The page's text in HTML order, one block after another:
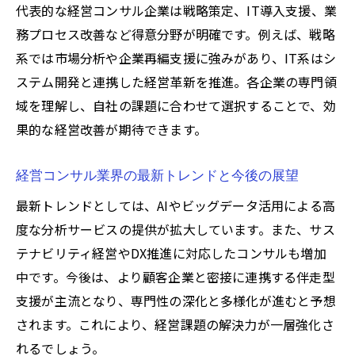
ランキング上位経営コンサル企業の傾向分
析
経営コンサル大手と新興企業の動向を比較
日本における経営コンサル業界ランキング
事情
経営コンサルの強みを見極めた企業選定法
自社に合う経営コンサルの特徴と選び方
目的別に最適な経営コンサルを選ぶポイン
ト
経営コンサル比較で注目すべき強みの違い
経営課題別に活用したいコンサルティング
会社
代表的な経営コンサル企業は戦略策定、IT導入支援、業
務プロセス改善など得意分野が明確です。例えば、戦略
系では市場分析や企業再編支援に強みがあり、IT系はシ
ステム開発と連携した経営革新を推進。各企業の専門領
域を理解し、自社の課題に合わせて選択することで、効
果的な経営改善が期待できます。
経営コンサル業界の最新トレンドと今後の展望
最新トレンドとしては、AIやビッグデータ活用による高
度な分析サービスの提供が拡大しています。また、サス
テナビリティ経営やDX推進に対応したコンサルも増加
中です。今後は、より顧客企業と密接に連携する伴走型
支援が主流となり、専門性の深化と多様化が進むと予想
されます。これにより、経営課題の解決力が一層強化さ
れるでしょう。